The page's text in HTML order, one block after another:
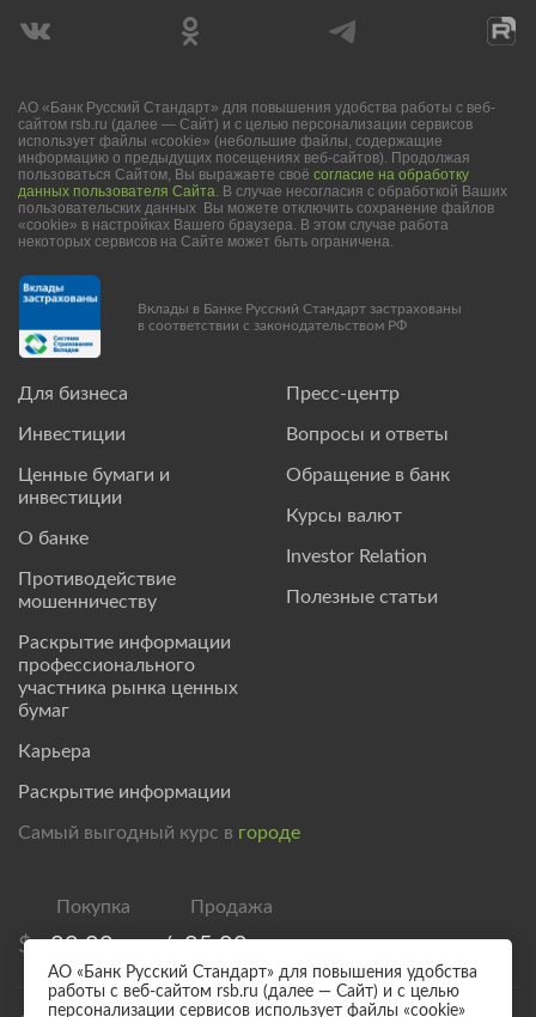
Для бизнеса
Инвестиции
Ценные бумаги и
инвестиции
О банке
Противодействие
мошенничеству
Раскрытие информации
профессионального
участника рынка ценных
бумаг
Карьера
Раскрытие информации
Пресс-центр
Вопросы и ответы
Обращение в банк
Курсы валют
Investor Relation
Полезные статьи
АО «Банк Русский Стандарт» для повышения удобства работы с веб-
сайтом rsb.ru (далее — Сайт) и с целью персонализации сервисов
использует файлы «cookie» (небольшие файлы, содержащие
информацию о предыдущих посещениях веб-сайтов). Продолжая
пользоваться Сайтом, Вы выражаете своё согласие на обработку
данных пользователя Сайта. В случае несогласия с обработкой Ваших
пользовательских данных Вы можете отключить сохранение файлов
«cookie» в настройках Вашего браузера. В этом случае работа
некоторых сервисов на Сайте может быть ограничена.
Вклады в Банке Русский Стандарт застрахованы
в соответствии с законодательством РФ
Самый выгодный курс в городе
$ 80,00 / 85,00
АО «Банк Русский Стандарт» для повышения удобства
работы с веб-сайтом rsb.ru (далее — Сайт) и с целью
персонализации сервисов использует файлы «cookie»